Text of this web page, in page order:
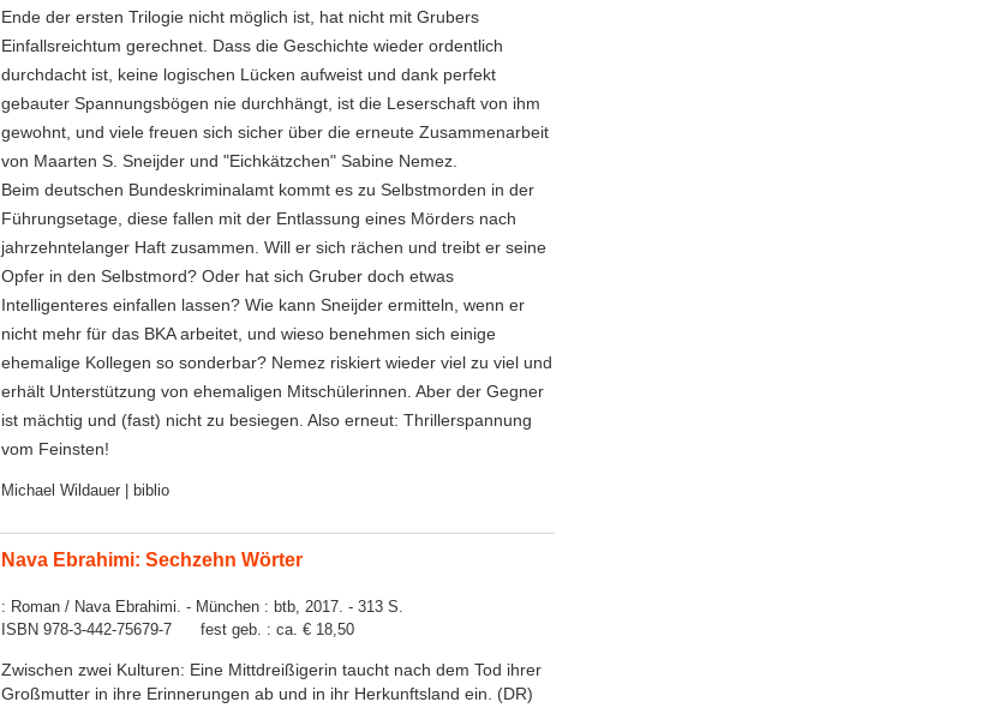
Ende der ersten Trilogie nicht möglich ist, hat nicht mit Grubers
Einfallsreichtum gerechnet. Dass die Geschichte wieder ordentlich
durchdacht ist, keine logischen Lücken aufweist und dank perfekt
gebauter Spannungsbögen nie durchhängt, ist die Leserschaft von ihm
gewohnt, und viele freuen sich sicher über die erneute Zusammenarbeit
von Maarten S. Sneijder und "Eichkätzchen" Sabine Nemez.
Beim deutschen Bundeskriminalamt kommt es zu Selbstmorden in der
Führungsetage, diese fallen mit der Entlassung eines Mörders nach
jahrzehntelanger Haft zusammen. Will er sich rächen und treibt er seine
Opfer in den Selbstmord? Oder hat sich Gruber doch etwas
Intelligenteres einfallen lassen? Wie kann Sneijder ermitteln, wenn er
nicht mehr für das BKA arbeitet, und wieso benehmen sich einige
ehemalige Kollegen so sonderbar? Nemez riskiert wieder viel zu viel und
erhält Unterstützung von ehemaligen Mitschülerinnen. Aber der Gegner
ist mächtig und (fast) nicht zu besiegen. Also erneut: Thrillerspannung
vom Feinsten!
Michael Wildauer | biblio
Nava Ebrahimi: Sechzehn Wörter
: Roman / Nava Ebrahimi. - München : btb, 2017. - 313 S.
ISBN 978-3-442-75679-7 fest geb. : ca. € 18,50
Zwischen zwei Kulturen: Eine Mittdreißigerin taucht nach dem Tod ihrer
Großmutter in ihre Erinnerungen ab und in ihr Herkunftsland ein. (DR)